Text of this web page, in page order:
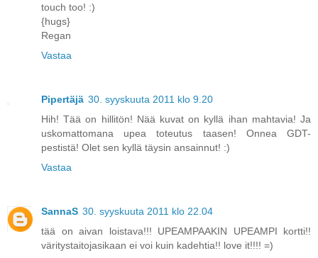
touch too! :)
{hugs}
Regan
Vastaa
Pipertäjä 30. syyskuuta 2011 klo 9.20
Hih! Tää on hillitön! Nää kuvat on kyllä ihan mahtavia! Ja
uskomattomana upea toteutus taasen! Onnea GDT-
pestistä! Olet sen kyllä täysin ansainnut! :)
Vastaa
SannaS 30. syyskuuta 2011 klo 22.04
tää on aivan loistava!!! UPEAMPAAKIN UPEAMPI kortti!!
väritystaitojasikaan ei voi kuin kadehtia!! love it!!!! =)